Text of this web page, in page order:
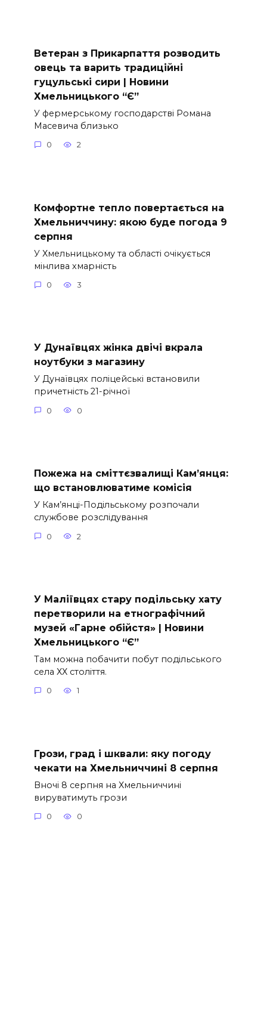
Ветеран з Прикарпаття розводить
овець та варить традиційні
гуцульські сири | Новини
Хмельницького “Є”
У фермерському господарстві Романа
Масевича близько
0 2
Комфортне тепло повертається на
Хмельниччину: якою буде погода 9
серпня
У Хмельницькому та області очікується
мінлива хмарність
0 3
У Дунаївцях жінка двічі вкрала
ноутбуки з магазину
У Дунаївцях поліцейські встановили
причетність 21-річної
0 0
Пожежа на сміттєзвалищі Кам’янця:
що встановлюватиме комісія
У Кам’янці-Подільському розпочали
службове розслідування
0 2
У Маліївцях стару подільську хату
перетворили на етнографічний
музей «Гарне обійстя» | Новини
Хмельницького “Є”
Там можна побачити побут подільського
села ХХ століття.
0 1
Грози, град і шквали: яку погоду
чекати на Хмельниччині 8 серпня
Вночі 8 серпня на Хмельниччині
вируватимуть грози
0 0